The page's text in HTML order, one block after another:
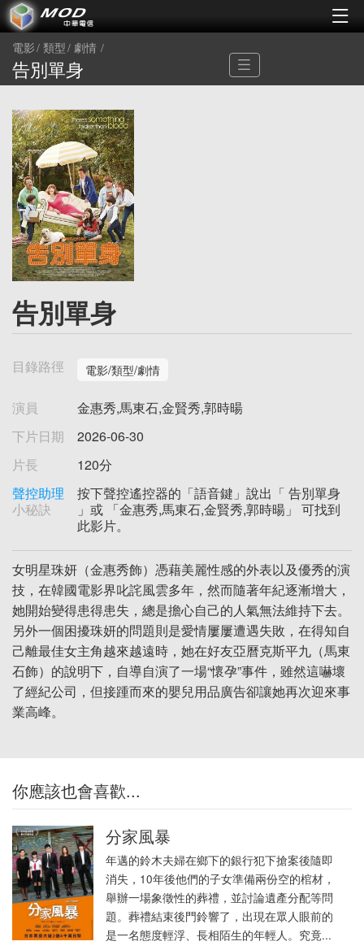
電影 類型 劇情
告別單身
告別單身
目錄路徑 電影/類型/劇情
演員
金惠秀,馬東石,金賢秀,郭時暘
下片日期
2026-06-30
片長
120分
聲控助理
小秘訣
按下聲控遙控器的「語音鍵」說出「 告別單身
」或 「金惠秀,馬東石,金賢秀,郭時暘」 可找到
此影片。
女明星珠妍（金惠秀飾）憑藉美麗性感的外表以及優秀的演
技，在韓國電影界叱詫風雲多年，然而隨著年紀逐漸增大，
她開始變得患得患失，總是擔心自己的人氣無法維持下去。
另外一個困擾珠妍的問題則是愛情屢屢遭遇失敗，在得知自
己離最佳女主角越來越遠時，她在好友亞曆克斯平九（馬東
石飾）的說明下，自導自演了一場“懷孕”事件，雖然這嚇壞
了經紀公司，但接踵而來的嬰兒用品廣告卻讓她再次迎來事
業高峰。
你應該也會喜歡...
分家風暴
年邁的鈴木夫婦在鄉下的銀行犯下搶案後隨即
消失，10年後他們的子女準備兩份空的棺材，
舉辦一場象徵性的葬禮，並討論遺產分配等問
題。葬禮結束後門鈴響了，出現在眾人眼前的
是一名態度輕浮、長相陌生的年輕人。究竟...